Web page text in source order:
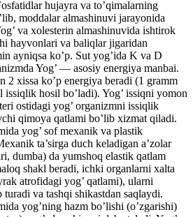
hujayra va to’qimalarning
moddalar almashinuvi jarayonida
va xolesterin almashinuvida ishtirok
hayvonlari va baliqlar jigaridan
ayniqsa ko’p. Sut yog’ida K va D
Yog’ — asosiy energiya manbai.
2 xissa ko’p energiya beradi (1 gramm
issiqlik hosil bo’ladi). Yog’ issiqni yomon
ostidagi yog’ organizmni issiqlik
qimoya qatlami bo’lib xizmat qiladi.
yog’ sof mexanik va plastik
ta’sirga duch keladigan a’zolar
dumba) da yumshoq elastik qatlam
shakl beradi, ichki organlarni xalta
atrofidagi yog’ qatlami), ularni
va tashqi shikastdan saqlaydi.
yog’ning hazm bo’lishi (o’zgarishi)